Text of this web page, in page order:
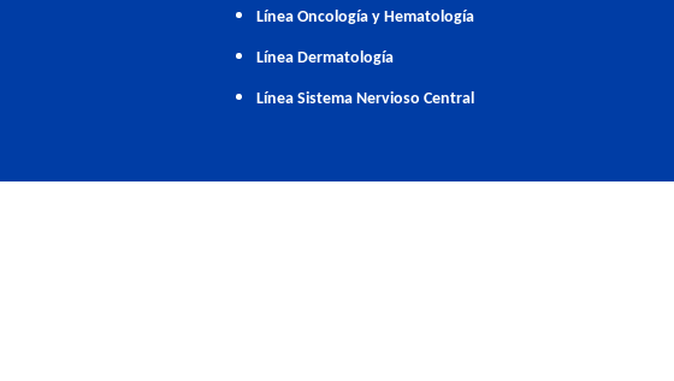
Línea Oncología y Hematología
Línea Dermatología
Línea Sistema Nervioso Central